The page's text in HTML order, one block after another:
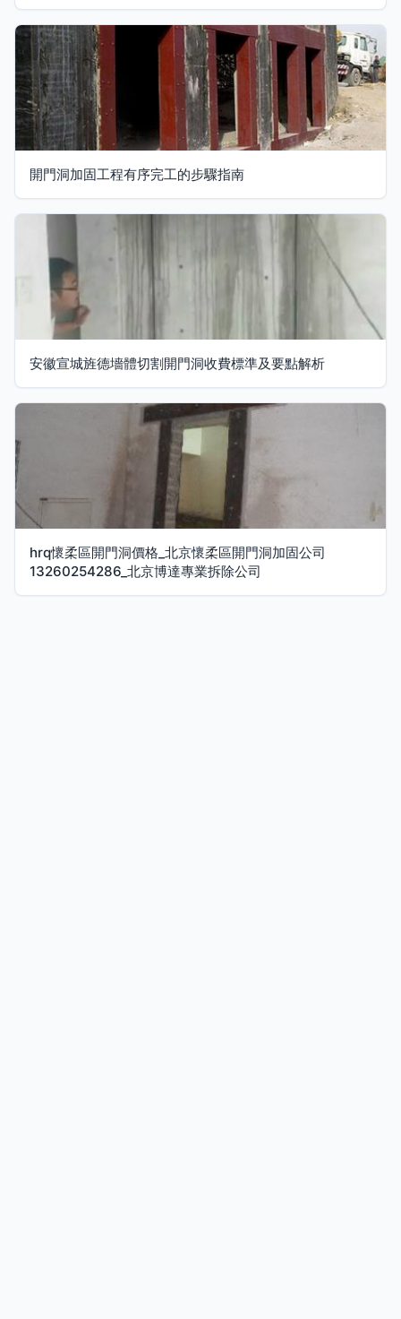
開門洞加固工程有序完工的步驟指南
安徽宣城旌德墻體切割開門洞收費標準及要點解析
hrq懷柔區開門洞價格_北京懷柔區開門洞加固公司
13260254286_北京博達專業拆除公司